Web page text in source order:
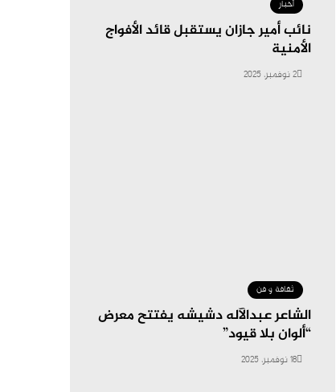
أخبار
نائب أمير جازان يستقبل قائد الأفواج
الأمنية
2 نوفمبر، 2025
ثقافة و فن
الشاعر عبدالآله دشيشه يفتتح معرض
“ألوان بلا قيود”
18 نوفمبر، 2025